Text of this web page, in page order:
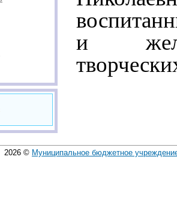
и
2026 © Муниципальное бюджетное